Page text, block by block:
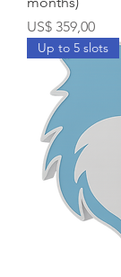
Prijs
US$ 359,00
Up to 5 slots